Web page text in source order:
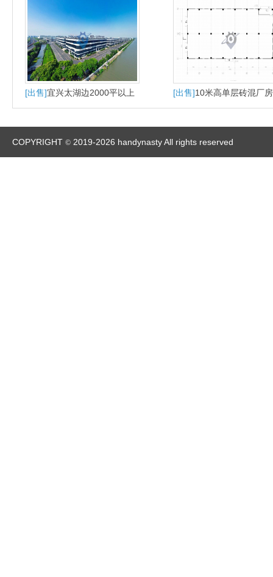
[出售]宜兴太湖边2000平以上
多层厂房出售
[出售]10米高单层砖混厂
年产权已动工报价4300起
COPYRIGHT © 2019-2026 handynasty All rights reserved